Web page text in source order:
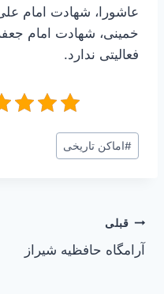
عاشورا، شهادت امام
خمینی، شهادت امام
فعالیتی ندارد.
برچسب‌های
نوشته:
#اماکن تاریخی
راهبری
نوشته
قبلی
آرامگاه حافظیه شیراز